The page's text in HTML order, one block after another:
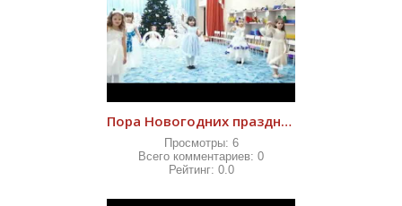
Пора Новогодних праздников 2021
Просмотры: 6
Всего комментариев: 0
Рейтинг: 0.0